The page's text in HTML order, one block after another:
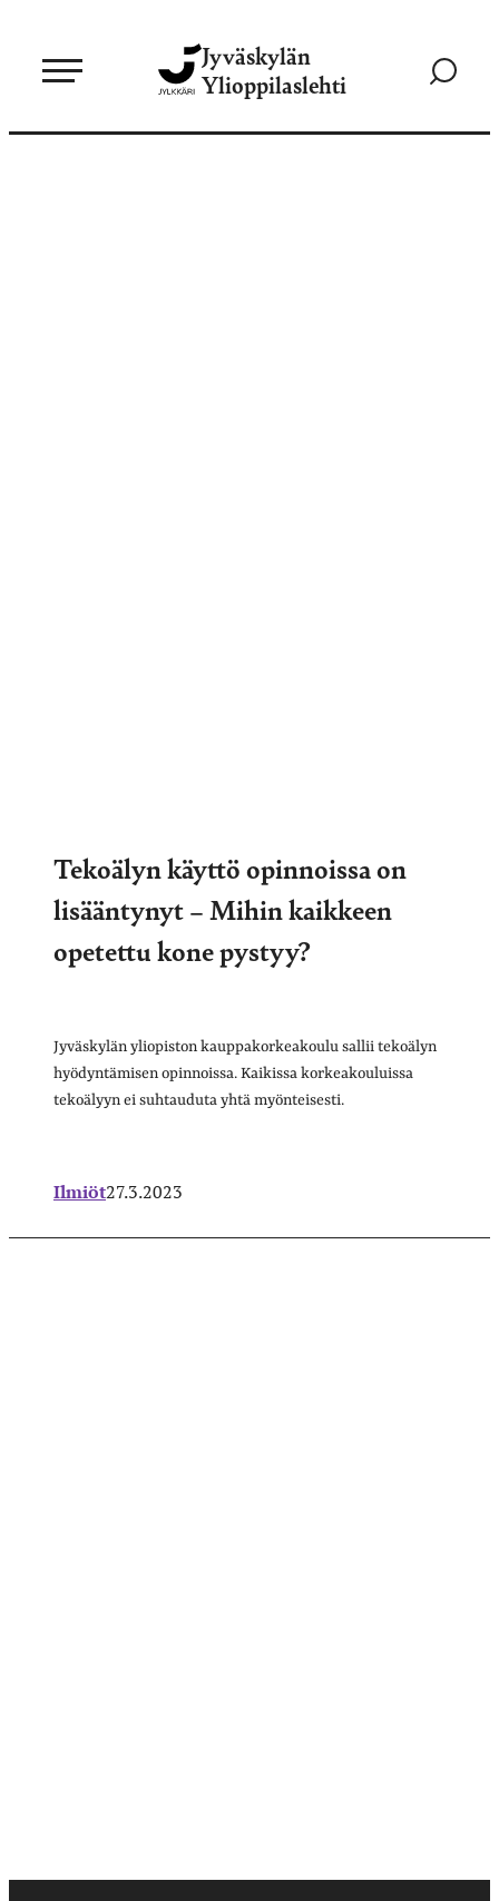
sisältöön
Jyväskylän
Ylioppilaslehti
Siirry
Tekoälyn käyttö opinnoissa on
lisääntynyt – Mihin kaikkeen
opetettu kone pystyy?
Jyväskylän yliopiston kauppakorkeakoulu sallii tekoälyn
hyödyntämisen opinnoissa. Kaikissa korkeakouluissa
tekoälyyn ei suhtauduta yhtä myönteisesti.
Ilmiöt27.3.2023